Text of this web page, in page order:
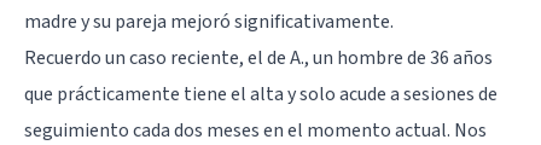
madre y su pareja mejoró significativamente.
Recuerdo un caso reciente, el de A., un hombre de 36 años
que prácticamente tiene el alta y solo acude a sesiones de
seguimiento cada dos meses en el momento actual. Nos